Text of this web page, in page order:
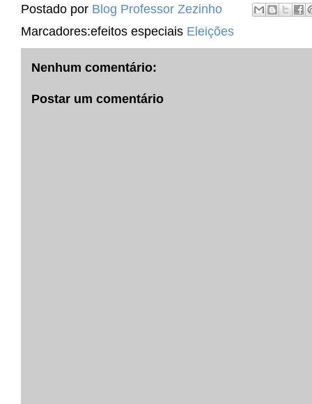
Postado por Blog Professor Zezinho
Marcadores:efeitos especiais Eleições
Nenhum comentário:
Postar um comentário